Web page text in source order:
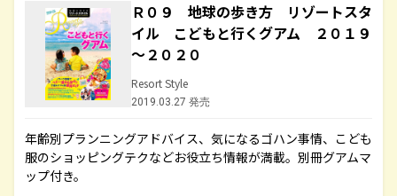
Ｒ０９ 地球の歩き方 リゾートスタ
イル こどもと行くグアム ２０１９
～２０２０
Resort Style
2019.03.27 発売
年齢別プランニングアドバイス、気になるゴハン事情、こども
服のショッピングテクなどお役立ち情報が満載。別冊グアムマ
ップ付き。